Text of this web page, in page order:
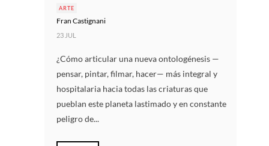
ARTE
Fran Castignani
23 JUL
¿Cómo articular una nueva ontologénesis —
pensar, pintar, filmar, hacer— más integral y
hospitalaria hacia todas las criaturas que
pueblan este planeta lastimado y en constante
peligro de...